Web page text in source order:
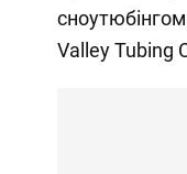
сноутюбінгом
Valley Tubing